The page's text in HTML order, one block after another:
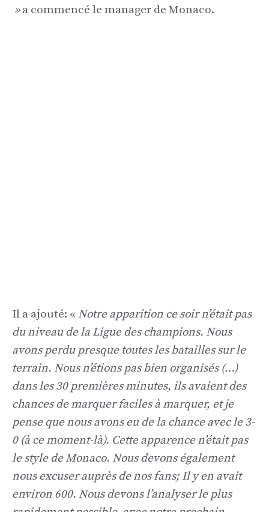
»a commencé le manager de Monaco.
Il a ajouté: « Notre apparition ce soir n’était pas
du niveau de la Ligue des champions. Nous
avons perdu presque toutes les batailles sur le
terrain. Nous n’étions pas bien organisés (…)
dans les 30 premières minutes, ils avaient des
chances de marquer faciles à marquer, et je
pense que nous avons eu de la chance avec le 3-
0 (à ce moment-là). Cette apparence n’était pas
le style de Monaco. Nous devons également
nous excuser auprès de nos fans; Il y en avait
environ 600. Nous devons l’analyser le plus